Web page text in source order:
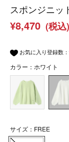
スポンジニッ
¥8,470 (税込)
お気に入り登録数：
カラー：ホワイト
サイズ：FREE